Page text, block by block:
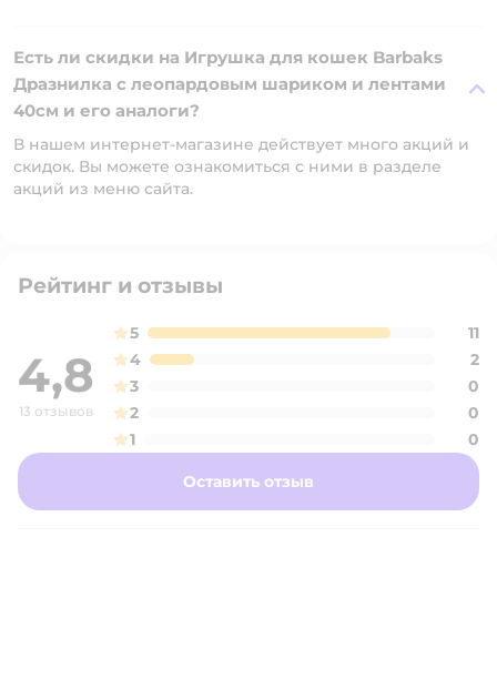
Есть ли скидки на Игрушка для кошек Barbaks
Дразнилка с леопардовым шариком и лентами
40см и его аналоги?
В нашем интернет-магазине действует много акций и
скидок. Вы можете ознакомиться с ними в разделе
акций из меню сайта.
Рейтинг и отзывы
4,8
13 отзывов
5
11
4
2
3
0
2
0
1
0
Оставить отзыв